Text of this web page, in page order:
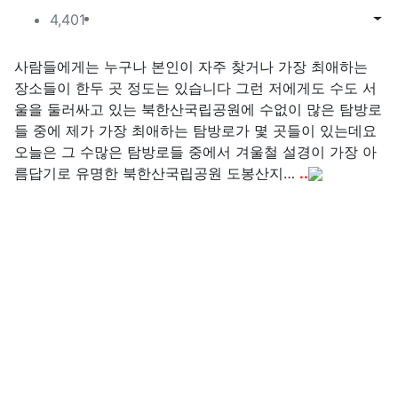
컨텐츠 정보
4,401조회 목록게
본문
사람들에게는 누구나 본인이 자주 찾거나 가장 최애하는
장소들이 한두 곳 정도는 있습니다 그런 저에게도 수도 서
울을 둘러싸고 있는 북한산국립공원에 수없이 많은 탐방로
들 중에 제가 가장 최애하는 탐방로가 몇 곳들이 있는데요
오늘은 그 수많은 탐방로들 중에서 겨울철 설경이 가장 아
름답기로 유명한 북한산국립공원 도봉산지… ..